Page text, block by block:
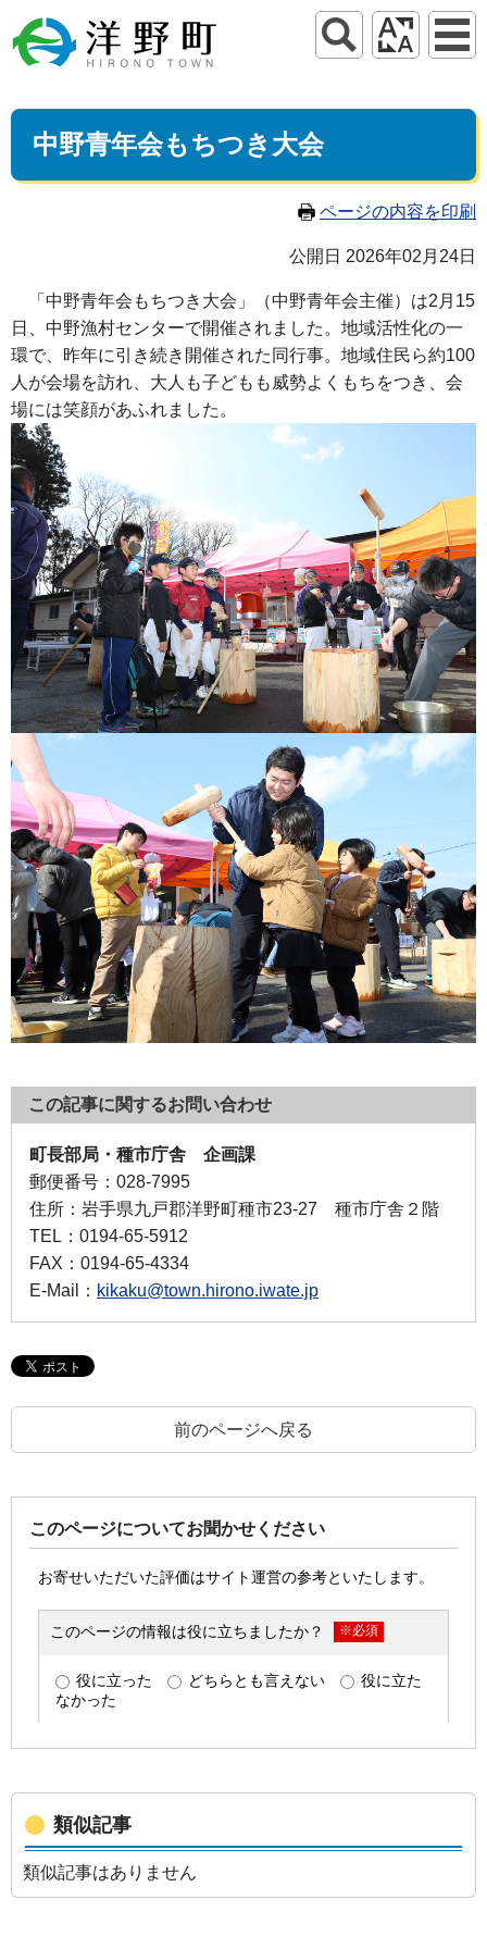
中野青年会もちつき大会
ページの内容を印刷
公開日 2026年02月24日
「中野青年会もちつき大会」（中野青年会主催）は2月15
日、中野漁村センターで開催されました。地域活性化の一
環で、昨年に引き続き開催された同行事。地域住民ら約100
人が会場を訪れ、大人も子どもも威勢よくもちをつき、会
場には笑顔があふれました。
この記事に関するお問い合わせ
町長部局・種市庁舎 企画課
郵便番号： 028-7995
住所： 岩手県九戸郡洋野町種市23-27 種市庁舎２階
TEL： 0194-65-5912
FAX： 0194-65-4334
E-Mail： kikaku@town.hirono.iwate.jp
前のページへ戻る
このページについてお聞かせください
類似記事
類似記事はありません